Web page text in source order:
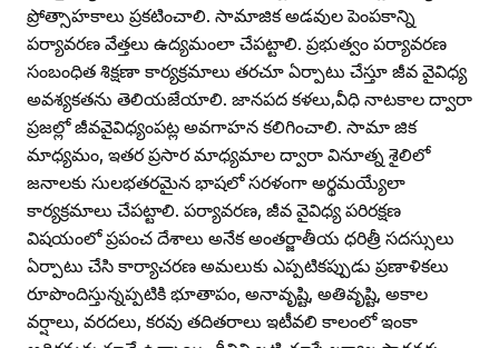
ప్రోత్సాహకాలు ప్రకటించాలి. సామాజిక అడవుల పెంపకాన్ని
పర్యావరణ వేత్తలు ఉద్యమంలా చేపట్టాలి. ప్రభుత్వం పర్యావరణ
సంబంధిత శిక్షణా కార్యక్రమాలు తరచూ ఏర్పాటు చేస్తూ జీవ వైవిధ్య
అవశ్యకతను తెలియజేయాలి. జానపద కళలు,వీధి నాటకాల ద్వారా
ప్రజల్లో జీవవైవిధ్యంపట్ల అవగాహన కలిగించాలి. సామా జిక
మాధ్యమం, ఇతర ప్రసార మాధ్యమాల ద్వారా వినూత్న శైలిలో
జనాలకు సులభతరమైన భాషలో సరళంగా అర్థమయ్యేలా
కార్యక్రమాలు చేపట్టాలి. పర్యావరణ, జీవ వైవిధ్య పరిరక్షణ
విషయంలో ప్రపంచ దేశాలు అనేక అంతర్జాతీయ ధరిత్రీ సదస్సులు
ఏర్పాటు చేసి కార్యాచరణ అమలుకు ఎప్పటికప్పుడు ప్రణాళికలు
రూపొందిస్తున్నప్పటికి భూతాపం, అనావృష్టి, అతివృష్టి, అకాల
వర్షాలు, వరదలు, కరవు తదితరాలు ఇటీవలి కాలంలో ఇంకా